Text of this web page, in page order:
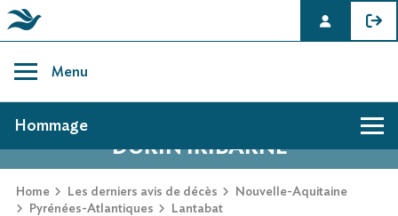
content
Menu
AVIS DE DÉCÈS DE MARIE-JEANNE
DURIN IRIBARNE
Home Les derniers avis de décès
Nouvelle-Aquitaine
Pyrénées-Atlantiques
Lantabat
Hommage